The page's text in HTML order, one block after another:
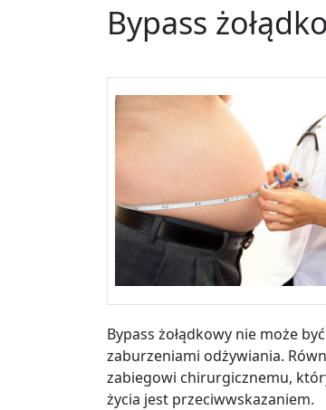
Bypass
Bypass żołądkowy nie może
zaburzeniami odżywiania.
zabiegowi chirurgicznemu,
życia jest przeciwwskazaniem.